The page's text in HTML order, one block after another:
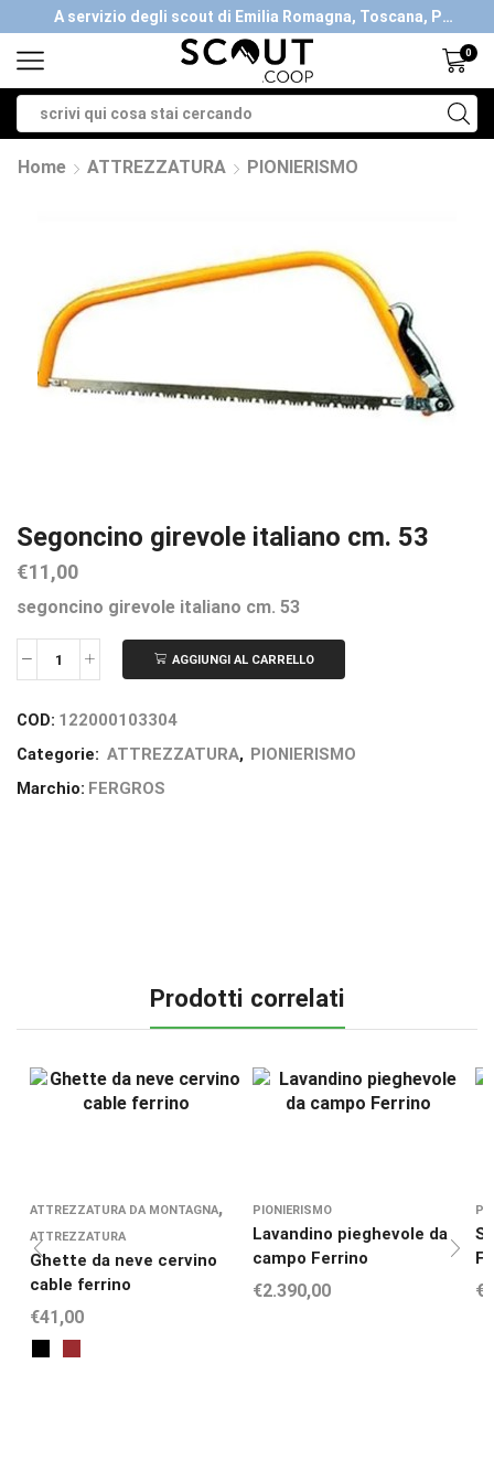
A servizio degli scout di Emilia Romagna, Toscana, Piemonte, Valle d'Aosta- Gratis la spedizione con ordini > €40
0
Home ATTREZZATURA PIONIERISMO
Segoncino girevole italiano cm. 53
€11,00
segoncino girevole italiano cm. 53
AGGIUNGI AL CARRELLO
COD: 122000103304
Categorie: ATTREZZATURA, PIONIERISMO
Marchio: FERGROS
Prodotti correlati
ATTREZZATURA DA MONTAGNA,
ATTREZZATURA
Ghette da neve cervino
cable ferrino
€41,00
PIONIERISMO
Lavandino pieghevole da
campo Ferrino
€2.390,00 €